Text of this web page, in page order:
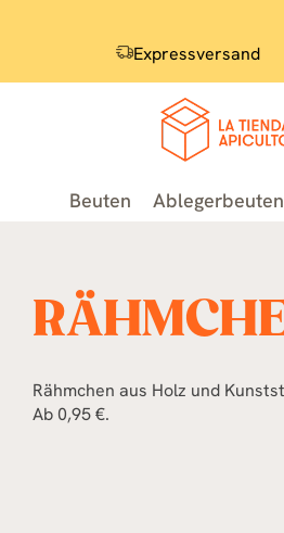
Expressversand
Beuten Ablegerbeuten
Rähmchen aus Holz und
Ab 0,95 €.